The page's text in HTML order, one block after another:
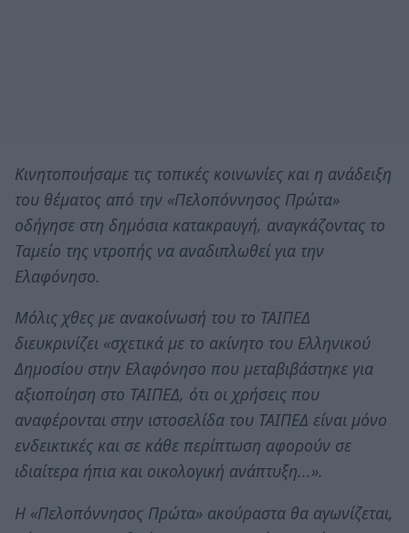
Κινητοποιήσαμε τις τοπικές κοινωνίες και η ανάδειξη
του θέματος από την «Πελοπόννησος Πρώτα»
οδήγησε στη δημόσια κατακραυγή, αναγκάζοντας το
Ταμείο της ντροπής να αναδιπλωθεί για την
Ελαφόνησο.
Μόλις χθες με ανακοίνωσή του το ΤΑΙΠΕΔ
διευκρινίζει «σχετικά με το ακίνητο του Ελληνικού
Δημοσίου στην Ελαφόνησο που μεταβιβάστηκε για
αξιοποίηση στο ΤΑΙΠΕΔ, ότι οι χρήσεις που
αναφέρονται στην ιστοσελίδα του ΤΑΙΠΕΔ είναι μόνο
ενδεικτικές και σε κάθε περίπτωση αφορούν σε
ιδιαίτερα ήπια και οικολογική ανάπτυξη...».
Η «Πελοπόννησος Πρώτα» ακούραστα θα αγωνίζεται,